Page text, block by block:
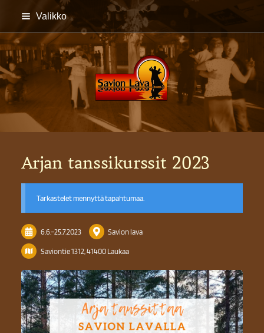
Siirry
sivun
sisältöön
Valikko
Savion lava
Arjan tanssikurssit 2023
Tarkastelet mennyttä tapahtumaa.
6.6.–25.7.2023 Savion lava
Saviontie 1312, 41400 Laukaa